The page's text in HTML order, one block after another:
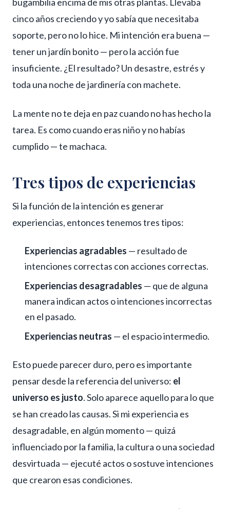
cinco años creciendo y yo sabía que necesitaba
soporte, pero no lo hice. Mi intención era buena —
tener un jardín bonito — pero la acción fue
insuficiente. ¿El resultado? Un desastre, estrés y
toda una noche de jardinería con machete.
La mente no te deja en paz cuando no has hecho la
tarea. Es como cuando eras niño y no habías
cumplido — te machaca.
Tres tipos de experiencias
Si la función de la intención es generar
experiencias, entonces tenemos tres tipos:
Experiencias agradables — resultado de
intenciones correctas con acciones correctas.
Experiencias desagradables — que de alguna
manera indican actos o intenciones incorrectas
en el pasado.
Experiencias neutras — el espacio intermedio.
Esto puede parecer duro, pero es importante
pensar desde la referencia del universo: el
universo es justo. Solo aparece aquello para lo que
se han creado las causas. Si mi experiencia es
desagradable, en algún momento — quizá
influenciado por la familia, la cultura o una sociedad
desvirtuada — ejecuté actos o sostuve intenciones
que crearon esas condiciones.